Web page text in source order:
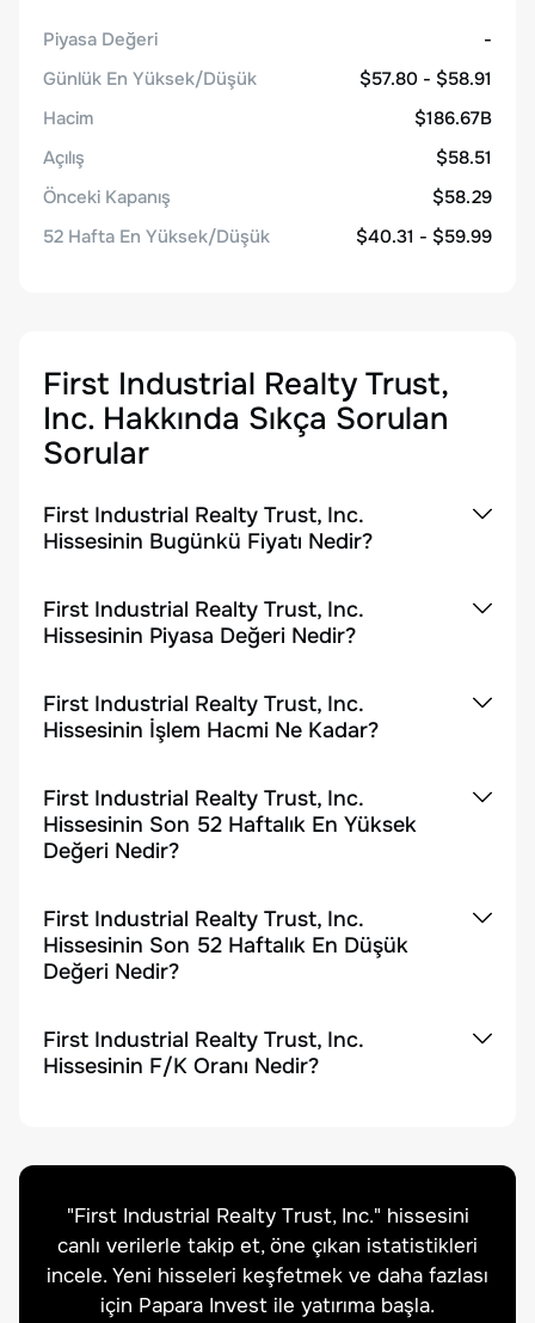
Piyasa Değeri
-
Günlük En Yüksek/Düşük
$57.80 - $58.91
Hacim
$186.67B
Açılış
$58.51
Önceki Kapanış
$58.29
52 Hafta En Yüksek/Düşük
$40.31 - $59.99
First Industrial Realty Trust,
Inc. Hakkında Sıkça Sorulan
Sorular
First Industrial Realty Trust, Inc.
Hissesinin Bugünkü Fiyatı Nedir?
First Industrial Realty Trust, Inc.
Hissesinin Piyasa Değeri Nedir?
First Industrial Realty Trust, Inc.
Hissesinin İşlem Hacmi Ne Kadar?
First Industrial Realty Trust, Inc.
Hissesinin Son 52 Haftalık En Yüksek
Değeri Nedir?
First Industrial Realty Trust, Inc.
Hissesinin Son 52 Haftalık En Düşük
Değeri Nedir?
First Industrial Realty Trust, Inc.
Hissesinin F/K Oranı Nedir?
"First Industrial Realty Trust, Inc." hissesini
canlı verilerle takip et, öne çıkan istatistikleri
incele. Yeni hisseleri keşfetmek ve daha fazlası
için Papara Invest ile yatırıma başla.